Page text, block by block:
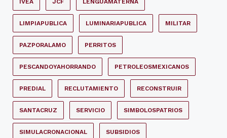
IVEA JCF LENGUAMATERNA
LIMPIAPUBLICA LUMINARIAPUBLICA MILITAR
PAZPORALAMO PERRITOS
PESCANDOYAHORRANDO PETROLEOSMEXICANOS
PREDIAL RECLUTAMIENTO RECONSTRUIR
SANTACRUZ SERVICIO SIMBOLOSPATRIOS
SIMULACRONACIONAL SUBSIDIOS